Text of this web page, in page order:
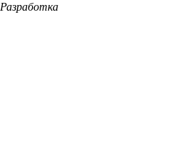
Разработка